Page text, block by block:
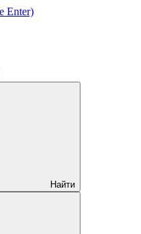
Enter)
Найти